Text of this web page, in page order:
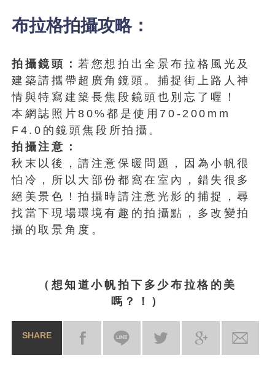
布拉格拍攝攻略：
拍攝鏡頭： 若您想拍出全景布拉格風光及
建築請攜帶超廣角鏡頭。捕捉街上路人神
情與特寫建築長焦段鏡頭也別忘了喔！
本網誌照片80%都是使用70-200mm
F4.0的鏡頭焦段所拍攝。
拍攝注意：
秋末以後，請注意保暖問題，因為小帆很
怕冷，所以大部份都窩在室內，錯失很多
絕美景色！拍攝時請注意光影的捕捉，尋
找當下現場環境有趣的拍攝點，多改變拍
攝的取景角度。
（想知道小帆拍下多少布拉格的美
嗎？！）
SHARE